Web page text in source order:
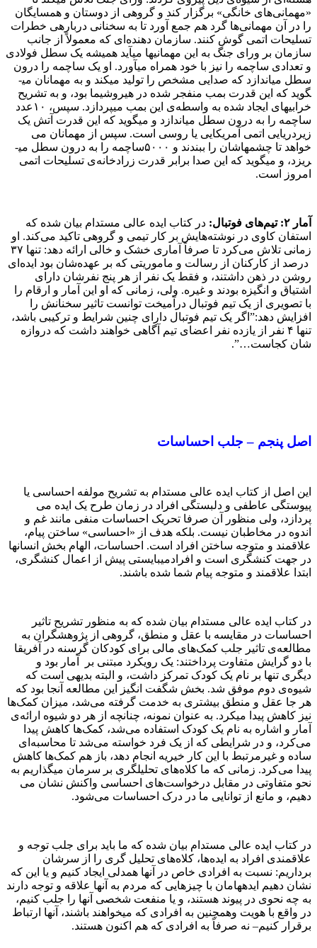
«مهمانی­‌های خانگی» برگزار کند و گروهی از دوستان و همسایگان
را در آن مهمانی­‌ها گرد هم جمع آورد تا به سخنانی درباره­ی خطرات
تسلیحات اتمی گوش کنند. سازمان­ دهنده­‌ای که معمولاً از جانب
سازمان بر ورای جنگ به این مهمانی­ها می­آید همیشه یک سطل فولادی
و تعدادی ساچمه را نیز با خود همراه می­آورد. او یک ساچمه را درون
سطل می­اندازد که صدایی مشخص را تولید می­کند و به مهمانان می­
گوید که این قدرت بمب منفجر شده در هیروشیما بود، و به تشریح
خرابی­های ایجاد شده به واسطه­‌ی این بمب می­پردازد. سپس، ۱۰عدد
ساچمه را به درون سطل می­اندازد و می­گوید که این قدرت آتش یک
زیردریایی اتمی آمریکایی یا روسی است. سپس از مهمانان می­‌
خواهد تا چشم­هاشان را ببندند و ۵۰۰۰ساچمه را به درون سطل می­
ریزد، و می­گوید که این صدا برابر قدرت زرادخانه­‌ی تسلیحات اتمی
امروز است.
آمار ۲: تیم‌­های فوتبال: در کتاب ایده عالی مستدام بیان شده که
استفان کاوی در نوشته­‌هایش بر کار تیمی و گروهی تاکید می­‌کند. او
زمانی تلاش می­‌کرد تا صرفاً آماری خشک و خالی ارائه دهد: تنها ۳۷
درصد از کارکنان از رسالت و ماموریتی که بر عهده­‌شان بود ایده­‌ای
روشن در ذهن داشتند، و فقط یک نفر از هر پنج نفرشان دارای
اشتیاق و انگیزه بودند و غیره. ولی، زمانی که او این آمار و ارقام را
با تصویری از یک تیم فوتبال درآمیخت توانست تاثیر سخنانش را
افزایش دهد:”اگر یک تیم فوتبال دارای چنین شرایط و ترکیبی باشد،
تنها ۴ نفر از یازده نفر اعضای تیم آگاهی خواهند داشت که دروازه­‌
شان کجاست…”.
اصل پنجم –جلب احساسات
این اصل از کتاب ایده عالی مستدام به تشریح مولفه­ احساسی یا
پیوستگی عاطفی و دلبستگی افراد در زمان طرح یک ایده می­‌
پردازد، ولی منظور آن صرفا تحریک احساسات منفی مانند غم و
اندوه در مخاطبان نیست. بلکه هدف از «احساسی» ساختن پیام،
علاقمند و متوجه ساختن افراد است. احساسات، الهام بخش انسان­ها
در جهت کنش­گری است و افرادمی­بایستی پیش از اعمال کنش­گری،
ابتدا علاقمند و متوجه پیام شما شده باشند.
در کتاب ایده عالی مستدام بیان شده که به منظور تشریح تاثیر
احساسات در مقایسه با عقل و منطق، گروهی از پژوهشگران به
مطالعه­‌ی تاثیر جلب کمک‌های مالی برای کودکان گرسنه در آفریقا
با دو گرایش متفاوت پرداختند: یک رویکرد مبتنی بر آمار بود و
دیگری تنها بر نام یک کودک تمرکز داشت، و البته بدیهی است که
شیوه­‌ی دوم موفق شد. بخش شگفت­ انگیز این مطالعه آنجا بود که
هر جا عقل و منطق بیشتری به خدمت گرفته می­‌شد، میزان کمک­‌ها
نیز کاهش پیدا می­کرد. به عنوان نمونه، چنانچه از هر دو شیوه­ ارائه­‌ی
آمار و اشاره به نام یک کودک استفاده می­‌شد، کمک­‌ها کاهش پیدا
می­‌کرد، و در شرایطی که از یک فرد خواسته می­‌شد تا محاسبه­‌ای
ساده و غیرمرتبط با این کار خیریه انجام دهد، باز هم کمک­‌ها کاهش
پیدا می­‌کرد. زمانی که ما کلاه­‌های تحلیلگری بر سرمان می­گذاریم به
نحو متفاوتی در مقابل درخواست­‌های احساسی واکنش نشان می­‌
دهیم، و مانع از توانایی ما در درک احساسات می­‌شود.
در کتاب ایده عالی مستدام بیان شده که ما باید برای جلب توجه و
علاقمندی افراد به ایده‌­ها، کلاه‌­های تحلیل گری ­را از سرشان
برداریم: نسبت به افرادی خاص در آن­ها همدلی ایجاد کنیم و یا این که
نشان دهیم ایده­هامان با چیزهایی که مردم به آن­ها علاقه و توجه دارند
به چه نحوی در پیوند هستند، و یا منفعت شخصی آن­ها را جلب کنیم،
در واقع با هویت وهمچنین به افرادی که می­خواهند باشند،­ آن­ها ارتباط
برقرار کنیم– نه صرفاً به افرادی که هم­ اکنون هستند.